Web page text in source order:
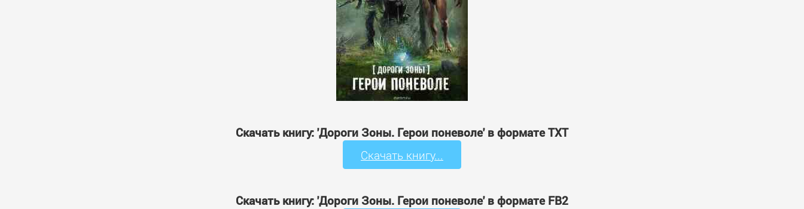
Скачать книгу: 'Дороги Зоны. Герои поневоле' в формате TXT
Скачать книгу...
Скачать книгу: 'Дороги Зоны. Герои поневоле' в формате FB2